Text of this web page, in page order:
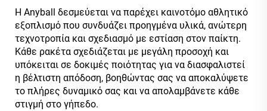
Η Anyball δεσμεύεται να παρέχει καινοτόμο αθλητικό
εξοπλισμό που συνδυάζει προηγμένα υλικά, ανώτερη
τεχνοτροπία και σχεδιασμό με εστίαση στον παίκτη.
Κάθε ρακέτα σχεδιάζεται με μεγάλη προσοχή και
υπόκειται σε δοκιμές ποιότητας για να διασφαλιστεί
η βέλτιστη απόδοση, βοηθώντας σας να αποκαλύψετε
το πλήρες δυναμικό σας και να απολαμβάνετε κάθε
στιγμή στο γήπεδο.